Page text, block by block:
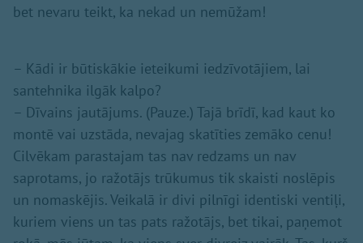
bet nevaru teikt, ka nekad un nemūžam!
– Kādi ir būtiskākie ieteikumi iedzīvotājiem, lai
santehnika ilgāk kalpo?
– Dīvains jautājums. (Pauze.) Tajā brīdī, kad kaut ko
montē vai uzstāda, nevajag skatīties zemāko cenu!
Cilvēkam parastajam tas nav redzams un nav
saprotams, jo ražotājs trūkumus tik skaisti noslēpis
un nomaskējis. Veikalā ir divi pilnīgi identiski ventiļi,
kuriem viens un tas pats ražotājs, bet tikai, paņemot